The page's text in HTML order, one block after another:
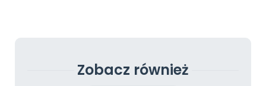
Zobacz również